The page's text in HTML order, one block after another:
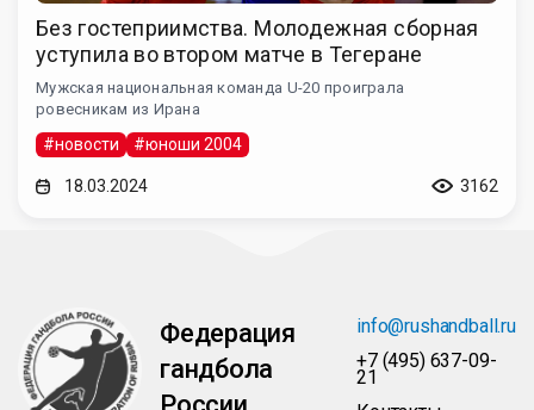
Без гостеприимства. Молодежная сборная
уступила во втором матче в Тегеране
Мужская национальная команда U-20 проиграла
ровесникам из Ирана
#новости #юноши 2004
18.03.2024 3162
Федерация
гандбола
info@rushandball.ru
+7 (495) 637-09-
21